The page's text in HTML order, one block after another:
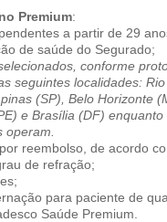
Premium:
a partir de 29
de saúde do Segurado;
conforme
seguintes localidades:
(SP), Belo Horizonte
e Brasília (DF)
reembolso, de acordo
de refração;
para paciente de
Saúde Premium.